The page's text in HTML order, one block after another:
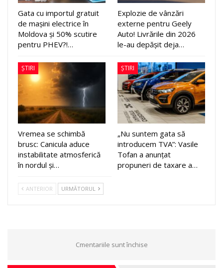
Gata cu importul gratuit
de mașini electrice în
Moldova și 50% scutire
pentru PHEV?!…
Explozie de vânzări
externe pentru Geely
Auto! Livrările din 2026
le-au depășit deja…
ȘTIRI
Vremea se schimbă
brusc: Canicula aduce
instabilitate atmosferică
în nordul și…
ȘTIRI
„Nu suntem gata să
introducem TVA”: Vasile
Tofan a anunțat
propuneri de taxare a…
ANTERIOR URMĂTORUL
Cmentariile sunt închise